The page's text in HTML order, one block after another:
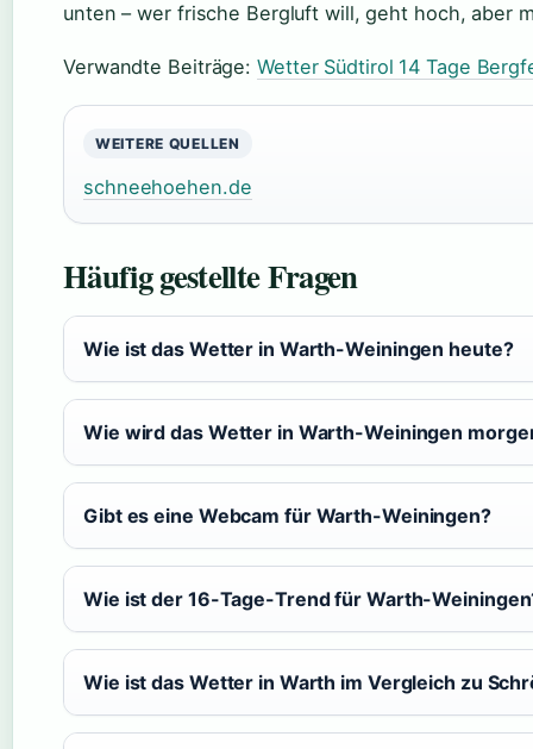
unten – wer frische Bergluft will, geht hoch, aber
Verwandte Beiträge: Wetter Südtirol 14 Tage
WEITERE QUELLEN
schneehoehen.de
Häufig gestellte Fragen
Wie ist das Wetter in Warth-Weiningen heute?
Wie wird das Wetter in Warth-Weiningen
Gibt es eine Webcam für Warth-Weiningen?
Wie ist der 16-Tage-Trend für Warth-
Wie ist das Wetter in Warth im Vergleich zu